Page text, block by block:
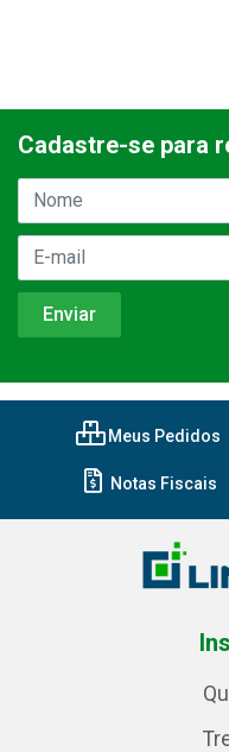
Cadastre-se para
Meus Pedidos
Notas Fiscais